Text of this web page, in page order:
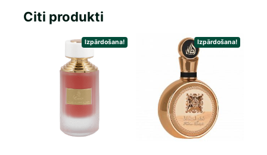
Citi produkti
Izpārdošana! Izpārdošana!